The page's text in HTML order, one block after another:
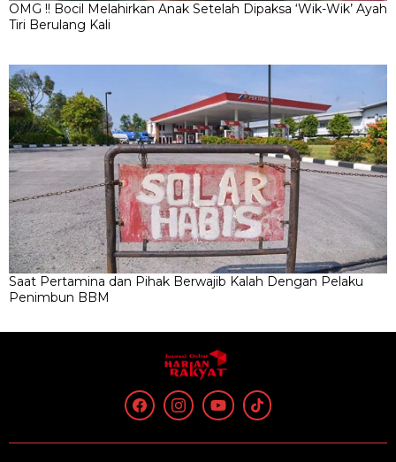
OMG !! Bocil Melahirkan Anak Setelah Dipaksa ‘Wik-Wik’ Ayah
Tiri Berulang Kali
Saat Pertamina dan Pihak Berwajib Kalah Dengan Pelaku
Penimbun BBM